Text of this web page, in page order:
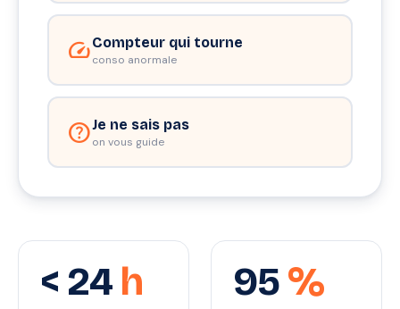
speedCompteur qui tourne
conso anormale
helpJe ne sais pas
on vous guide
< 24 h 95%